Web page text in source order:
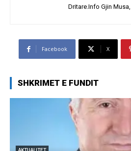
Dritare.Info Gjin
Facebook X
SHKRIMET E FUNDIT